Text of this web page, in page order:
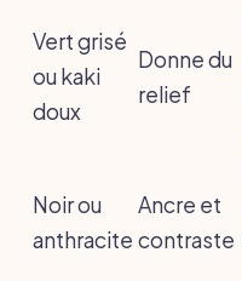
Vert grisé
ou kaki
doux
Donne du
relief
Noir ou
anthracite
Ancre et
contraste